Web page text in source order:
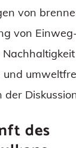
von
von
und
des